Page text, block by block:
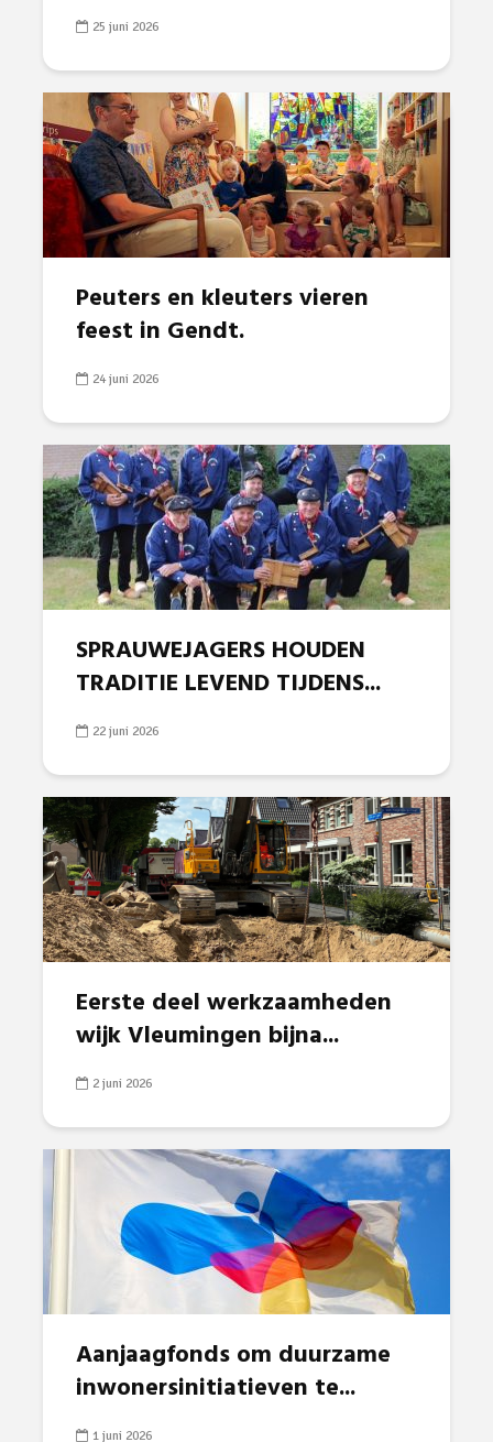
25 juni 2026
Peuters en kleuters vieren
feest in Gendt.
24 juni 2026
SPRAUWEJAGERS HOUDEN
TRADITIE LEVEND TIJDENS...
22 juni 2026
Eerste deel werkzaamheden
wijk Vleumingen bijna...
2 juni 2026
Aanjaagfonds om duurzame
inwonersinitiatieven te...
1 juni 2026